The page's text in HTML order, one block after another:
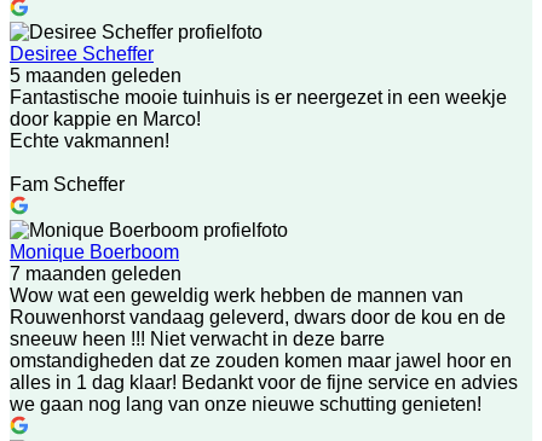
Desiree Scheffer
5 maanden geleden
Fantastische mooie tuinhuis is er neergezet in een weekje
door kappie en Marco!
Echte vakmannen!
Fam Scheffer
Monique Boerboom
7 maanden geleden
Wow wat een geweldig werk hebben de mannen van
Rouwenhorst vandaag geleverd, dwars door de kou en de
sneeuw heen !!! Niet verwacht in deze barre
omstandigheden dat ze zouden komen maar jawel hoor en
alles in 1 dag klaar! Bedankt voor de fijne service en advies
we gaan nog lang van onze nieuwe schutting genieten!